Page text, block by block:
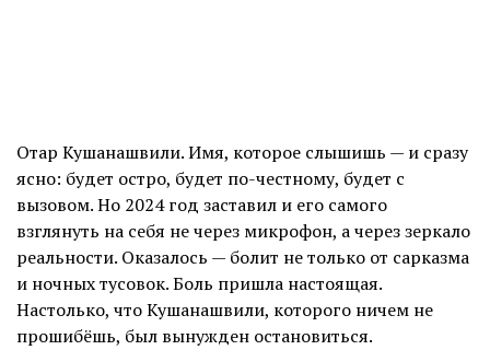
Отар Кушанашвили. Имя, которое слышишь — и сразу
ясно: будет остро, будет по-честному, будет с
вызовом. Но 2024 год заставил и его самого
взглянуть на себя не через микрофон, а через зеркало
реальности. Оказалось — болит не только от сарказма
и ночных тусовок. Боль пришла настоящая.
Настолько, что Кушанашвили, которого ничем не
прошибёшь, был вынужден остановиться.